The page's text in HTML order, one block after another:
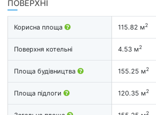
ПОВЕРХНІ
Корисна площа 115.82 м2
Поверхня котельні 4.53 м2
Площа будівництва 155.25 м2
Площа підлоги 120.35 м2
2